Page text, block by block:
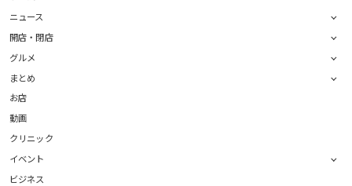
ニュース
開店・閉店
グルメ
まとめ
お店
動画
クリニック
イベント
ビジネス